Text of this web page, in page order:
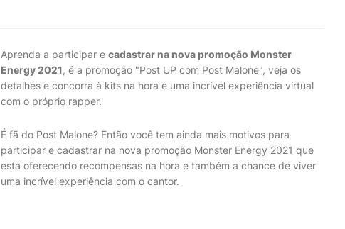
Aprenda a participar e cadastrar na nova promoção Monster
Energy 2021, é a promoção "Post UP com Post Malone", veja os
detalhes e concorra à kits na hora e uma incrível experiência virtual
com o próprio rapper.
É fã do Post Malone? Então você tem ainda mais motivos para
participar e cadastrar na nova promoção Monster Energy 2021 que
está oferecendo recompensas na hora e também a chance de viver
uma incrível experiência com o cantor.